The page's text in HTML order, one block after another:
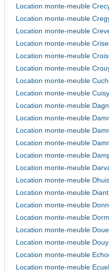
Location monte-meuble
Location monte-meuble
Location monte-meuble
Location monte-meuble
Location monte-meuble
Location monte-meuble
Location monte-meuble
Location monte-meuble
Location monte-meuble
Location monte-meuble
Location monte-meuble
Location monte-meuble
Location monte-meuble
Location monte-meuble
Location monte-meuble
Location monte-meuble
Location monte-meuble
Location monte-meuble
Location monte-meuble
Location monte-meuble
Location monte-meuble
Location monte-meuble